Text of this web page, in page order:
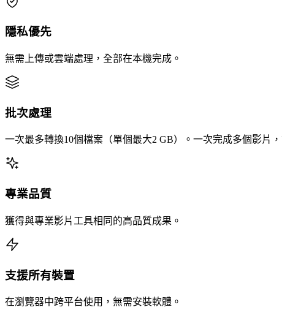
隱私優先
無需上傳或雲端處理，全部在本機完成。
批次處理
一次最多轉換10個檔案（單個最大2 GB）。一次完成多個影片，
專業品質
獲得與專業影片工具相同的高品質成果。
支援所有裝置
在瀏覽器中跨平台使用，無需安裝軟體。